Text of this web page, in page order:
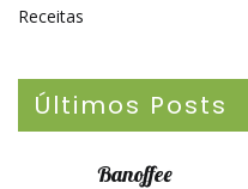
Receitas
Últimos Posts
Banoffee